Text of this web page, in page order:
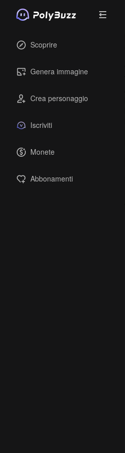
Scoprire
Genera immagine
Crea personaggio
Iscriviti
Monete
Abbonamenti